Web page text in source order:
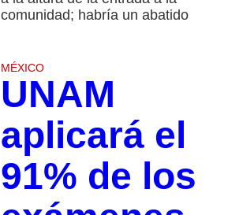
comunidad; habría un abatido
MÉXICO
UNAM
aplicará el
91% de los